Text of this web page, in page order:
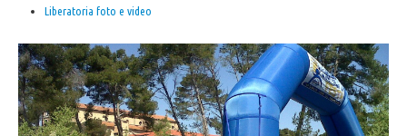
Liberatoria foto e video